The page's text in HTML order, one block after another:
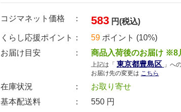
コジマネット価格 ： 583 円(税込)
くらし応援ポイント：
59 ポイント (10%)
お届け目安 ：
商品入荷後のお届け ※8
上記は「 東京都豊島区 」へ
お届け先の変更は こちら
在庫状況 ：
お取り寄せ
基本配送料 ：
550 円